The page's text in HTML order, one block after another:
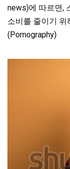
news)에 따르면,
소비를 줄이기
(Pornography)